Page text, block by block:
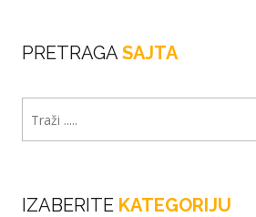
PRETRAGA SAJTA
IZABERITE KATEGORIJU